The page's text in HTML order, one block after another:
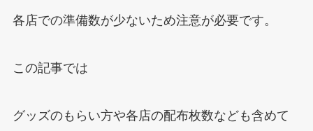
各店での準備数が少ないため注意が必要です。
この記事では
グッズのもらい方や各店の配布枚数なども含めて